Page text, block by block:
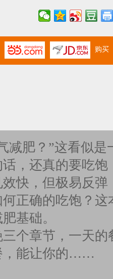
购买
减肥？”这看似
，还真的要吃
快，但极易反
正确的吃饱？
基础。
个章节，一天
，能让你的……